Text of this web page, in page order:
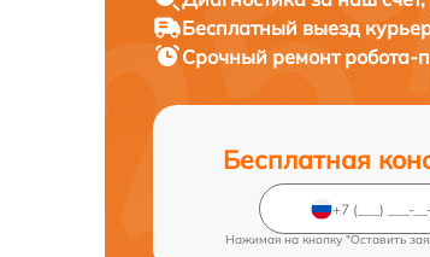
Бесплатный выезд
Срочный ремонт робота-
Бесплатная
Нажимая на кнопку "Оставить